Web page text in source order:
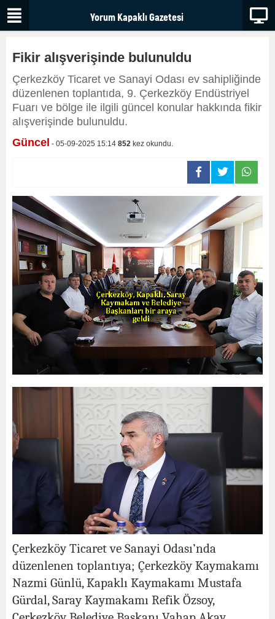
Fikir alışverişinde bulunuldu
Çerkezköy Ticaret ve Sanayi Odası ev sahipliğinde
düzenlenen toplantıda, 9. Çerkezköy Endüstriyel
Fuarı ve bölge ile ilgili güncel konular hakkında fikir
alışverişinde bulunuldu.
Güncel - 05-09-2025 15:14 852 kez okundu.
Çerkezköy Ticaret ve Sanayi Odası’nda
düzenlenen toplantıya; Çerkezköy Kaymakamı
Nazmi Günlü, Kapaklı Kaymakamı Mustafa
Gürdal, Saray Kaymakamı Refik Özsoy,